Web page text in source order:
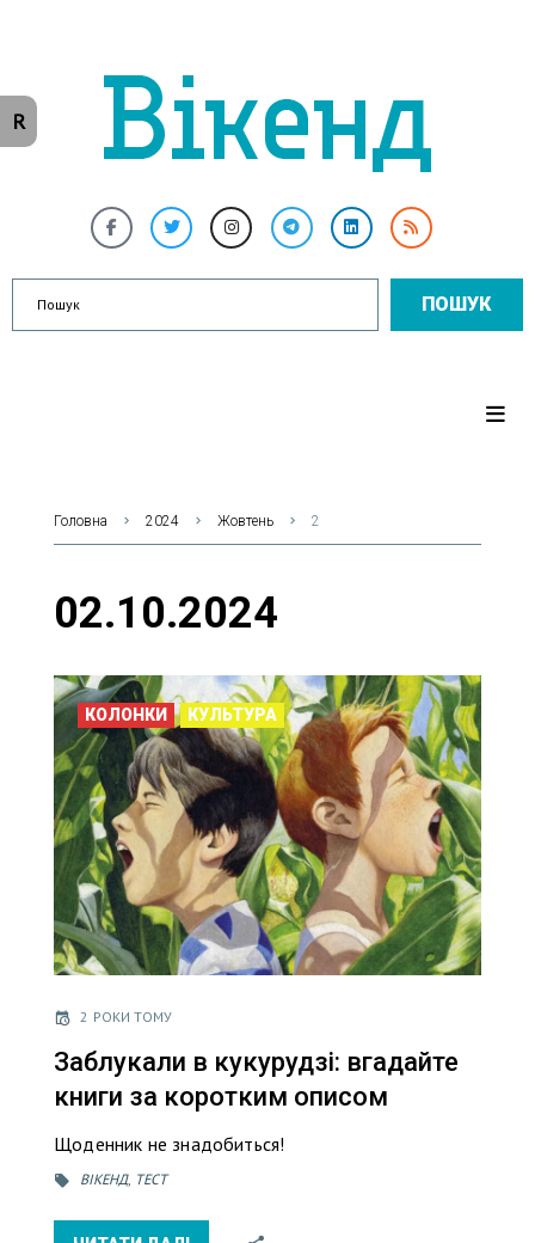
ПОШУК
Головна 2024 Жовтень 2
02.10.2024
КОЛОНКИ КУЛЬТУРА
2 РОКИ ТОМУ
Заблукали в кукурудзі: вгадайте
книги за коротким описом
Щоденник не знадобиться!
ВІКЕНД, ТЕСТ
R